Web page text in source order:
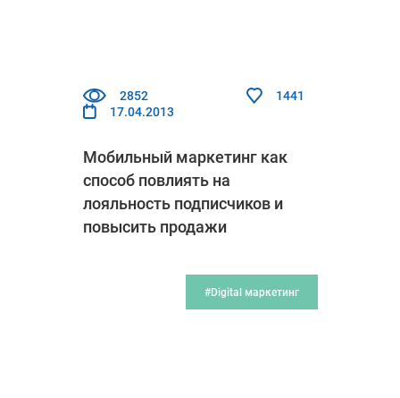
2852
1441
17.04.2013
Мобильный маркетинг как
способ повлиять на
лояльность подписчиков и
повысить продажи
#Digital маркетинг